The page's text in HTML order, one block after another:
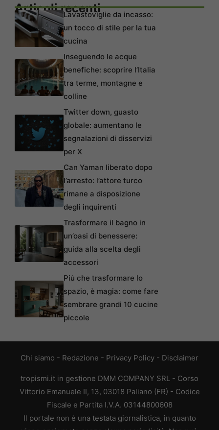
Articoli recentiLavastoviglie da incasso:
un tocco di stile per la tua
cucina
Inseguendo le acque
benefiche: scoprire l’Italia
tra terme, montagne e
colline
Twitter down, guasto
globale: aumentano le
segnalazioni di disservizi
per X
Can Yaman liberato dopo
l’arresto: l’attore turco
rimane a disposizione
degli inquirenti
Trasformare il bagno in
un’oasi di benessere:
guida alla scelta degli
accessori
Più che trasformare lo
spazio, è magia: come fare
sembrare grandi 10 cucine
piccole
Chi siamo - Redazione - Privacy Policy - Disclaimer
tropismi.it in gestione DMM COMPANY SRL - Corso
Vittorio Emanuele II, 13, 03018 Paliano (FR) - Codice
Fiscale e Partita I.V.A. 03144800608
Il portale non è una testata giornalistica, in quanto